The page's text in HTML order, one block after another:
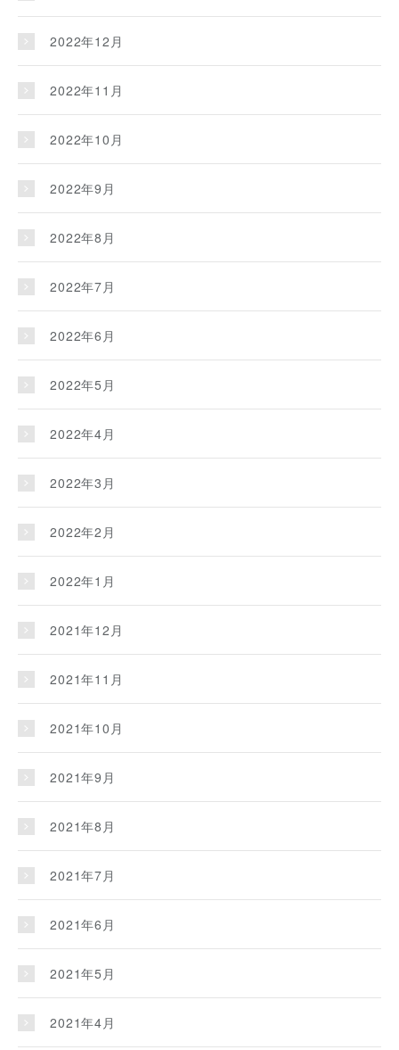
2022年12月
2022年11月
2022年10月
2022年9月
2022年8月
2022年7月
2022年6月
2022年5月
2022年4月
2022年3月
2022年2月
2022年1月
2021年12月
2021年11月
2021年10月
2021年9月
2021年8月
2021年7月
2021年6月
2021年5月
2021年4月